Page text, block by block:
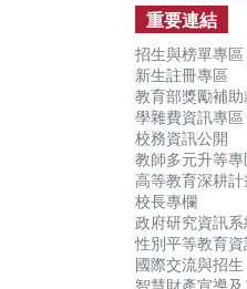
重要連結
招生與榜單專區
新生註冊專區
教育部獎勵補助
學雜費資訊專區
校務資訊公開
教師多元升等專
高等教育深耕計
校長專欄
政府研究資訊系
性別平等教育資
國際交流與招生